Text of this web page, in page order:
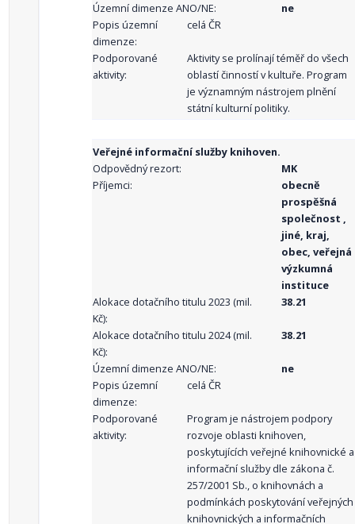
Územní dimenze ANO/NE:
ne
Popis územní
dimenze:
celá ČR
Podporované
aktivity:
Aktivity se prolínají téměř do všech
oblastí činností v kultuře. Program
je významným nástrojem plnění
státní kulturní politiky.
Veřejné informační služby knihoven.
Odpovědný rezort:
MK
Příjemci:
obecně
prospěšná
společnost ,
jiné, kraj,
obec, veřejná
výzkumná
instituce
Alokace dotačního titulu 2023 (mil.
Kč):
38.21
Alokace dotačního titulu 2024 (mil.
Kč):
38.21
Územní dimenze ANO/NE:
ne
Popis územní
dimenze:
celá ČR
Podporované
aktivity:
Program je nástrojem podpory
rozvoje oblasti knihoven,
poskytujících veřejné knihovnické a
informační služby dle zákona č.
257/2001 Sb., o knihovnách a
podmínkách poskytování veřejných
knihovnických a informačních